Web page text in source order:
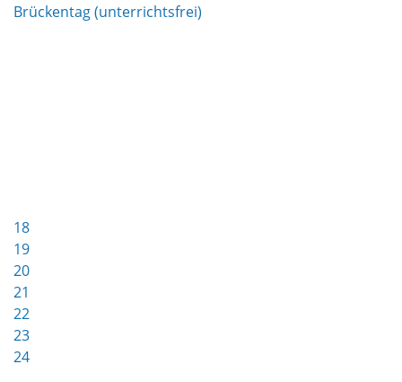
Brückentag (unterrichtsfrei)
18
19
20
21
22
23
24